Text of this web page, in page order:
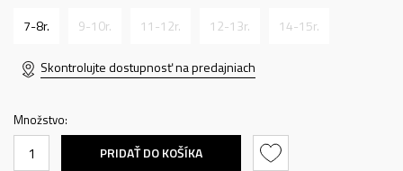
7-8r. 9-10r. 11-12r. 12-13r. 14-15r.
Skontrolujte dostupnosť na predajniach
Množstvo:
PRIDAŤ DO KOŠÍKA